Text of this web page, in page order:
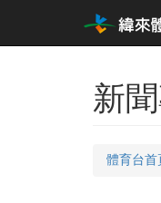
新
體育台首